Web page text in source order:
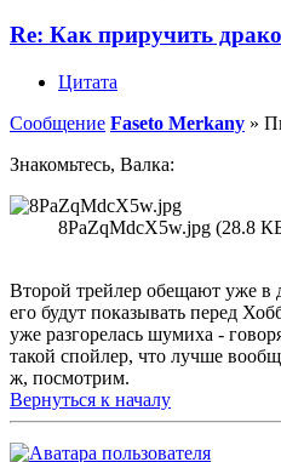
Re: Как приручить
Цитата
Сообщение Faseto Merkany »
Знакомьтесь, Валка:
8PaZqMdcX5w.jpg (28.8
Второй трейлер обещают уже в
его будут показывать перед
уже разгорелась шумиха -
такой спойлер, что лучше
ж, посмотрим.
Вернуться к началу